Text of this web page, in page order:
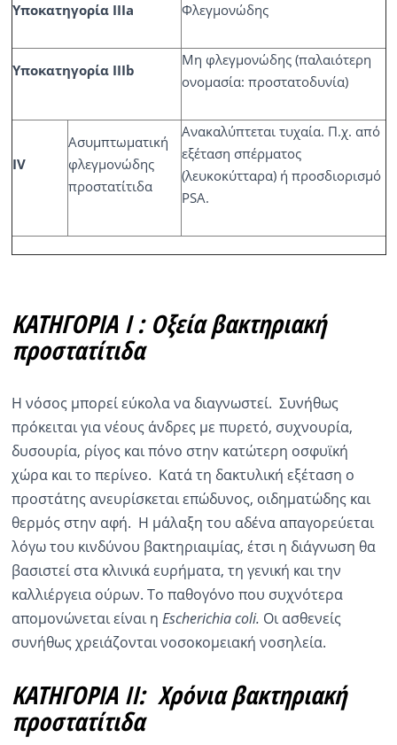
Υποκατηγορία IIIa Φλεγμονώδης
Υποκατηγορία IIIb
Μη φλεγμονώδης (παλαιότερη
ονομασία: προστατοδυνία)
IV
Ασυμπτωματική
φλεγμονώδης
προστατίτιδα
Ανακαλύπτεται τυχαία. Π.χ. από
εξέταση σπέρματος
(λευκοκύτταρα) ή προσδιορισμό
PSA.
ΚΑΤΗΓΟΡΙΑ Ι : Οξεία βακτηριακή
προστατίτιδα
Η νόσος μπορεί εύκολα να διαγνωστεί. Συνήθως
πρόκειται για νέους άνδρες με πυρετό, συχνουρία,
δυσουρία, ρίγος και πόνο στην κατώτερη οσφυϊκή
χώρα και το περίνεο. Κατά τη δακτυλική εξέταση ο
προστάτης ανευρίσκεται επώδυνος, οιδηματώδης και
θερμός στην αφή. Η μάλαξη του αδένα απαγορεύεται
λόγω του κινδύνου βακτηριαιμίας, έτσι η διάγνωση θα
βασιστεί στα κλινικά ευρήματα, τη γενική και την
καλλιέργεια ούρων. Το παθογόνο που συχνότερα
απομονώνεται είναι η Escherichia coli. Οι ασθενείς
συνήθως χρειάζονται νοσοκομειακή νοσηλεία.
ΚΑΤΗΓΟΡΙΑ ΙΙ: Χρόνια βακτηριακή
προστατίτιδα